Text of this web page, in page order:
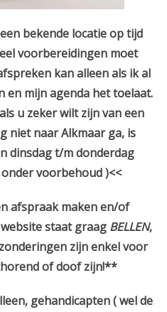
bekende locatie op tijd
voorbereidingen moet
kan alleen als ik al
en mijn agenda het toelaat.
u zeker wilt zijn van een
niet naar Alkmaar ga, is
dinsdag t/m donderdag
voorbehoud )<<
afspraak maken en/of
staat graag BELLEN,
zijn enkel voor
of doof zijn!**
gehandicapten ( wel de